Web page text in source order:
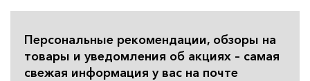
Персональные рекомендации, обзоры на
товары и уведомления об акциях – самая
свежая информация у вас на почте